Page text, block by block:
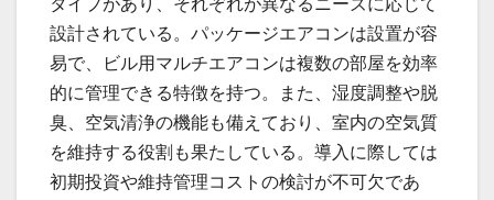
タイプがあり、それぞれが異なるニーズに応じて
設計されている。パッケージエアコンは設置が容
易で、ビル用マルチエアコンは複数の部屋を効率
的に管理できる特徴を持つ。また、湿度調整や脱
臭、空気清浄の機能も備えており、室内の空気質
を維持する役割も果たしている。導入に際しては
初期投資や維持管理コストの検討が不可欠であ